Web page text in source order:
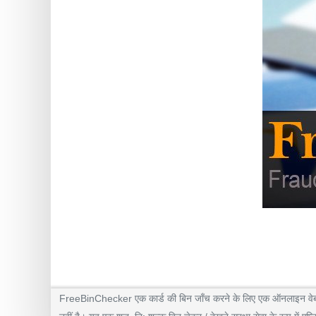
FreeBinChecker एक कार्ड की बिन जाँच करने के लिए एक ऑनलाइन वेब